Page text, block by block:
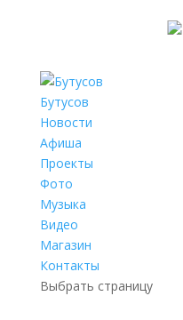
Бутусов
Новости
Афиша
Проекты
Фото
Музыка
Видео
Магазин
Контакты
Выбрать страницу